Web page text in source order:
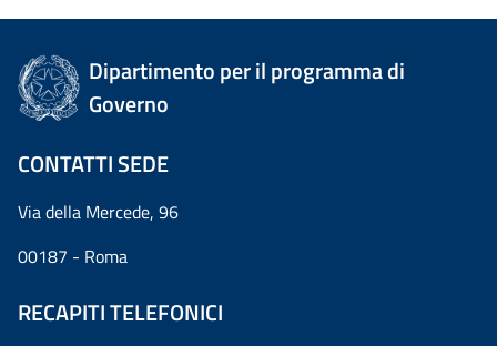
Dipartimento per il programma di
Governo
CONTATTI SEDE
Via della Mercede, 96
00187 - Roma
RECAPITI TELEFONICI